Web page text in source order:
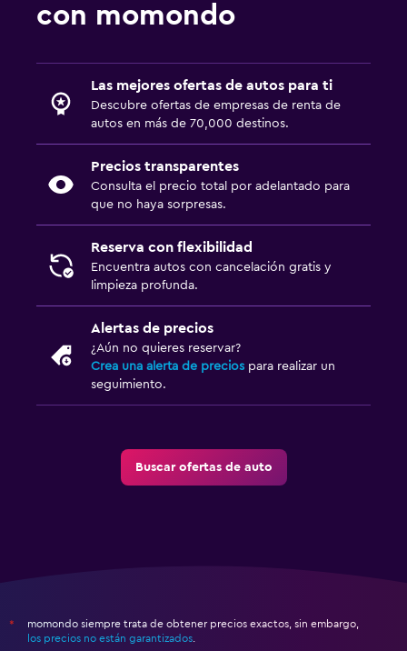
con momondo
Las mejores ofertas de autos para ti
Descubre ofertas de empresas de renta de
autos en más de 70,000 destinos.
Precios transparentes
Consulta el precio total por adelantado para
que no haya sorpresas.
Reserva con flexibilidad
Encuentra autos con cancelación gratis y
limpieza profunda.
Alertas de precios
¿Aún no quieres reservar?
Crea una alerta de precios para realizar un
seguimiento.
Buscar ofertas de auto
*
momondo siempre trata de obtener precios exactos, sin embargo,
los precios no están garantizados.